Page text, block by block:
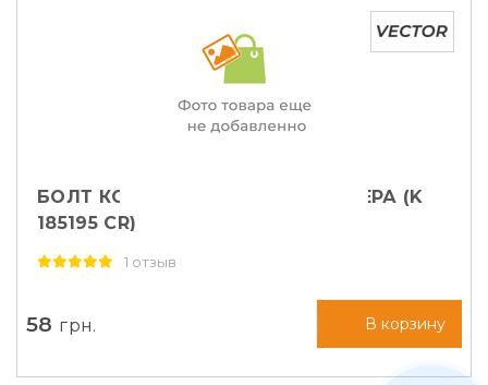
БОЛТ КОЛЕСНЫЙ M12X1,5X50 СФЕРА (K
185195 CR)
1 отзыв
58 грн. В корзину